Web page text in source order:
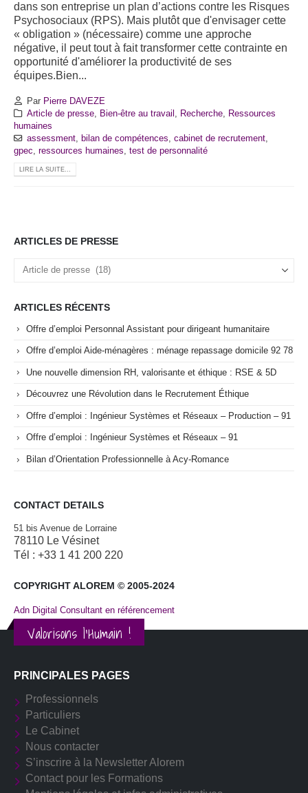
dans son entreprise un plan d’actions contre les Risques
Psychosociaux (RPS). Mais plutôt que d'envisager cette
« obligation » (nécessaire) comme une approche
négative, il peut tout à fait transformer cette contrainte en
opportunité d'améliorer la productivité de ses
équipes.Bien...
Par Pierre DAVEZE
Article de presse, Bien-être au travail Recherche,
Ressources
humaines
assessment, bilan de compétences cabinet de recrutement,
gpec
ressources humaines test de personnalité
LIRE LA SUITE...
ARTICLES DE PRESSE
Articles
de
ARTICLES RÉCENTS
Offre d’emploi Personnal Assistant pour dirigeant humanitaire
Offre d’emploi Aide-ménagères : ménage repassage domicile 92 78
Une nouvelle dimension RH, valorisante et éthique : RSE & 5D
Découvrez une Révolution dans le Recrutement Éthique
Offre d’emploi : Ingénieur Systèmes et Réseaux – Production – 91
Offre d’emploi : Ingénieur Systèmes et Réseaux – 91
Bilan d’Orientation Professionnelle à Acy-Romance
CONTACT DETAILS
51 bis Avenue de Lorraine
78110 Le Vésinet
Tél : +33 1 41 200 220
COPYRIGHT ALOREM © 2005-2024
Adn Digital Consultant en référencement
Valorisons l'Humain !
PRINCIPALES PAGES
Professionnels
Particuliers
Le Cabinet
Nous contacter
S’inscrire à la Newsletter Alorem
Contact pour les Formations